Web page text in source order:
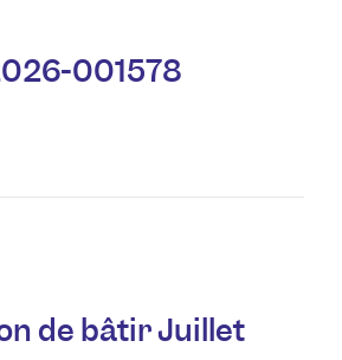
001578
de bâtir Juillet